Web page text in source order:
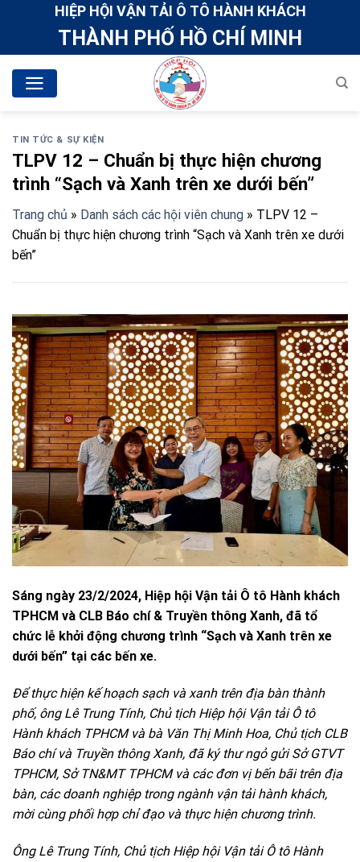
HIỆP HỘI VẬN TẢI Ô TÔ HÀNH KHÁCH
THÀNH PHỐ HỒ CHÍ MINH
TIN TỨC & SỰ KIỆN
TLPV 12 – Chuẩn bị thực hiện chương
trình “Sạch và Xanh trên xe dưới bến”
Trang chủ » Danh sách các hội viên chung » TLPV 12 –
Chuẩn bị thực hiện chương trình “Sạch và Xanh trên xe dưới
bến”
Sáng ngày 23/2/2024, Hiệp hội Vận tải Ô tô Hành khách
TPHCM và CLB Báo chí & Truyền thông Xanh, đã tổ
chức lễ khởi động chương trình “Sạch và Xanh trên xe
dưới bến” tại các bến xe.
Để thực hiện kế hoạch sạch và xanh trên địa bàn thành
phố, ông Lê Trung Tính, Chủ tịch Hiệp hội Vận tải Ô tô
Hành khách TPHCM và bà Văn Thị Minh Hoa, Chủ tịch CLB
Báo chí và Truyền thông Xanh, đã ký thư ngỏ gửi Sở GTVT
TPHCM, Sở TN&MT TPHCM và các đơn vị bến bãi trên địa
bàn, các doanh nghiệp trong ngành vận tải hành khách,
mời cùng phối hợp chỉ đạo và thực hiện chương trình.
Ông Lê Trung Tính, Chủ tịch Hiệp hội Vận tải Ô tô Hành